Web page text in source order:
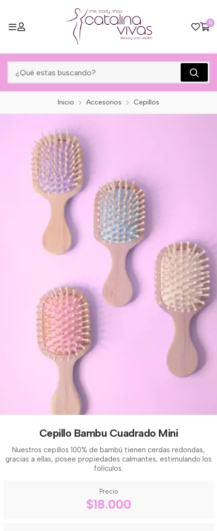
0
Inicio Accesorios Cepillos
Cepillo Bambu Cuadrado Mini
Nuestros cepillos 100% de bambú tienen cerdas redondas,
gracias a ellas, posee propiedades calmantes, estimulando los
folículos.
Precio
$18.000